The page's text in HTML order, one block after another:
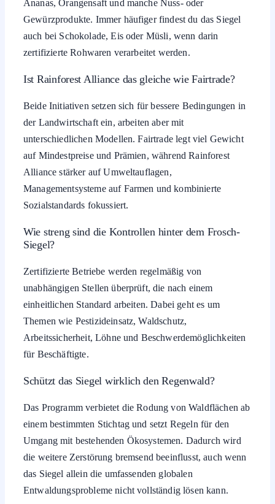
Ananas, Orangensaft und manche Nuss- oder
Gewürzprodukte. Immer häufiger findest du das Siegel
auch bei Schokolade, Eis oder Müsli, wenn darin
zertifizierte Rohwaren verarbeitet werden.
Ist Rainforest Alliance das gleiche wie Fairtrade?
Beide Initiativen setzen sich für bessere Bedingungen in
der Landwirtschaft ein, arbeiten aber mit
unterschiedlichen Modellen. Fairtrade legt viel Gewicht
auf Mindestpreise und Prämien, während Rainforest
Alliance stärker auf Umweltauflagen,
Managementsysteme auf Farmen und kombinierte
Sozialstandards fokussiert.
Wie streng sind die Kontrollen hinter dem Frosch-
Siegel?
Zertifizierte Betriebe werden regelmäßig von
unabhängigen Stellen überprüft, die nach einem
einheitlichen Standard arbeiten. Dabei geht es um
Themen wie Pestizideinsatz, Waldschutz,
Arbeitssicherheit, Löhne und Beschwerdemöglichkeiten
für Beschäftigte.
Schützt das Siegel wirklich den Regenwald?
Das Programm verbietet die Rodung von Waldflächen ab
einem bestimmten Stichtag und setzt Regeln für den
Umgang mit bestehenden Ökosystemen. Dadurch wird
die weitere Zerstörung bremsend beeinflusst, auch wenn
das Siegel allein die umfassenden globalen
Entwaldungsprobleme nicht vollständig lösen kann.